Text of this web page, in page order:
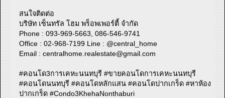
​​​​​​​สนใจติดต่อ
บริษัท เซ็นทรัล โฮม พร็อพเพอร์ตี้ จำกัด
Phone : 093-969-5663, 086-546-9741
Office : 02-968-7199 Line : @central_home
​​​​​​​Email :centralhome.realestate@gmail.com
#คอนโด3การเคหะนนทบุรี #ขายคอนโดการเคหะนนทบุรี
#คอนโดนนทบุรี #คอนโดหลักแสน #คอนโดปากเกร็ด #หาห้อง
ปากเกร็ด #Condo3KhehaNonthaburi